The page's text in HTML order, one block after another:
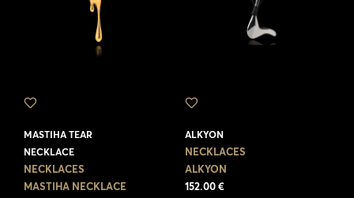
MASTIHA TEAR
NECKLACE
NECKLACES
MASTIHA NECKLACE
ALKYON
NECKLACES
ALKYON
152.00 €